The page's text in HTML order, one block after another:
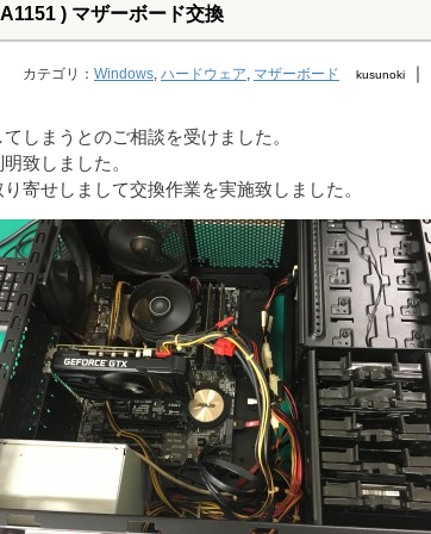
) マザーボード交換
カテゴリ： Windows, ハードウェア, マザーボード kusunoki ｜
しまうとのご相談を受けました。
致しました。
寄せしまして交換作業を実施致しました。